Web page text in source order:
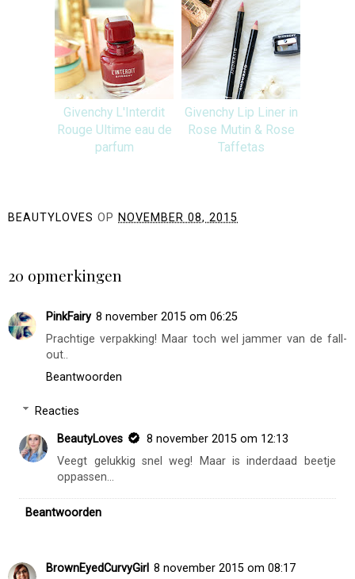
Givenchy L'Interdit
Rouge Ultime eau de
parfum
Givenchy Lip Liner in
Rose Mutin & Rose
Taffetas
BEAUTYLOVES OP NOVEMBER 08, 2015
20 opmerkingen
PinkFairy 8 november 2015 om 06:25
Prachtige verpakking! Maar toch wel jammer van de fall-
out..
Beantwoorden
Reacties
BeautyLoves
8 november 2015 om 12:13
Veegt gelukkig snel weg! Maar is inderdaad beetje
oppassen...
Beantwoorden
BrownEyedCurvyGirl 8 november 2015 om 08:17